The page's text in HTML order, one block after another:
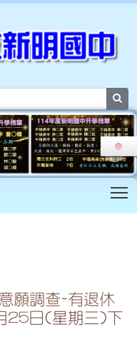
願調查-有退休
25日(星期三)下